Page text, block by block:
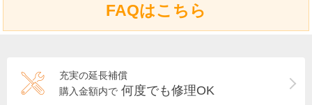
FAQはこちら
充実の延長補償
購入金額内で 何度でも修理OK